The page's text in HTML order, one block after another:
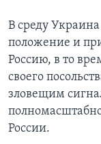
В среду
положение и
Россию, в то
своего
зловещим
России.